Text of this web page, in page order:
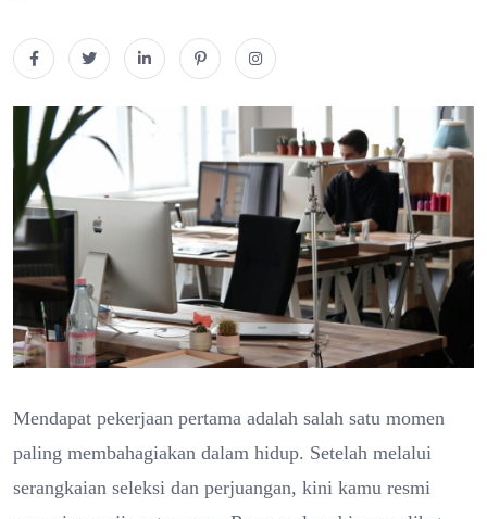
Mendapat pekerjaan pertama adalah salah satu momen
paling membahagiakan dalam hidup. Setelah melalui
serangkaian seleksi dan perjuangan, kini kamu resmi